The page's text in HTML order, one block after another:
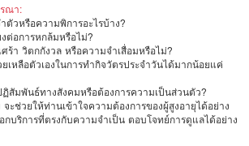
ณา:
ตัวหรือความพิการอะไรบ้าง?
ต่อการหกล้มหรือไม่?
ร้า วิตกกังวล หรือความจำเสื่อมหรือไม่?
เหลือตัวเองในการทำกิจวัตรประจำวันได้มากน้อยแค่
สัมพันธ์ทางสังคมหรือต้องการความเป็นส่วนตัว?
ะช่วยให้ท่านเข้าใจความต้องการของผู้สูงอายุได้อย่าง
กบริการที่ตรงกับความจำเป็น ตอบโจทย์การดูแลได้อย่าง